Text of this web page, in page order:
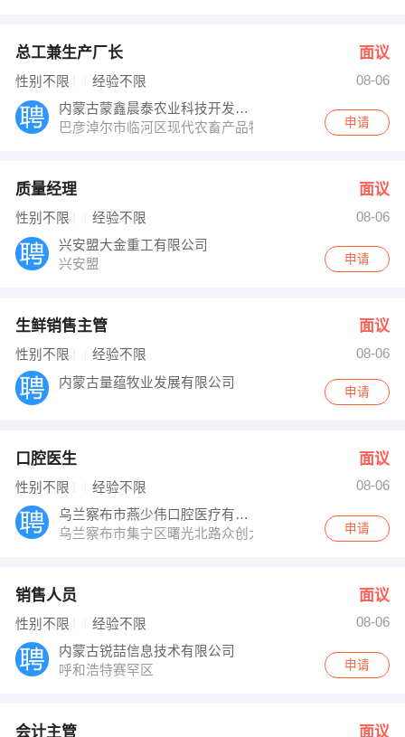
总工兼生产厂长 面议
性别不限 经验不限
08-06
内蒙古蒙鑫晨泰农业科技开发有限公司
巴彦淖尔市临河区现代农畜产品物流园区海关综合服务楼
申请
质量经理 面议
性别不限 经验不限
08-06
兴安盟大金重工有限公司
兴安盟
申请
生鲜销售主管 面议
性别不限 经验不限
08-06
内蒙古量蕴牧业发展有限公司
申请
口腔医生 面议
性别不限 经验不限
08-06
乌兰察布市燕少伟口腔医疗有限公司
乌兰察布市集宁区曙光北路众创大厦电子商务孵化园大厅
申请
销售人员 面议
性别不限 经验不限
08-06
内蒙古锐喆信息技术有限公司
呼和浩特赛罕区
申请
会计主管 面议